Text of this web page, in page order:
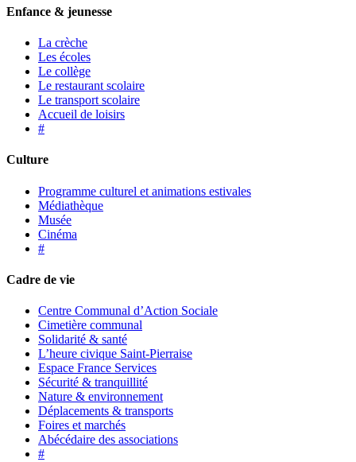
Enfance & jeunesse
La crèche
Les écoles
Le collège
Le restaurant scolaire
Le transport scolaire
Accueil de loisirs
#
Culture
Programme culturel et animations estivales
Médiathèque
Musée
Cinéma
#
Cadre de vie
Centre Communal d’Action Sociale
Cimetière communal
Solidarité & santé
L’heure civique Saint-Pierraise
Espace France Services
Sécurité & tranquillité
Nature & environnement
Déplacements & transports
Foires et marchés
Abécédaire des associations
#